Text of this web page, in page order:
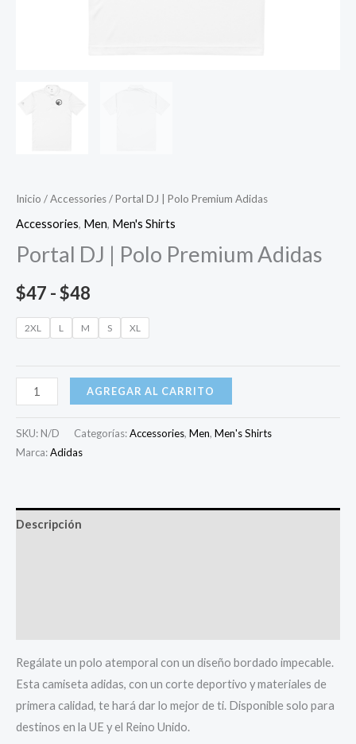
Inicio /Accessories/ Portal DJ | Polo Premium Adidas
Accessories, Men, Men's Shirts
Portal DJ | Polo Premium Adidas
$47 -$48
de
desde
2XL L M S XL
Portal
DJ
|
Polo
AGREGAR AL CARRITO
SKU: N/D Categorías:Accessories, Men, Men's Shirts
Marca:Adidas
Descripción
Regálate un polo atemporal con un diseño bordado impecable.
Esta camiseta adidas, con un corte deportivo y materiales de
primera calidad, te hará dar lo mejor de ti. Disponible solo para
destinos en la UE y el Reino Unido.